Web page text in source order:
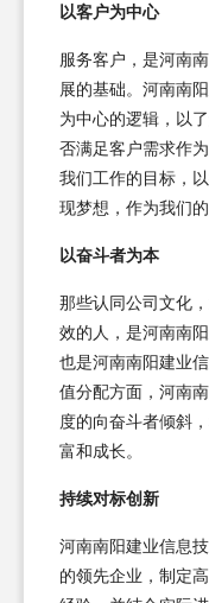
以客户为中心
服务客户，是河南
展的基础。河南南
为中心的逻辑，以
否满足客户需求作
我们工作的目标，
现梦想，作为我们的
以奋斗者为本
那些认同公司文化
效的人，是河南南
也是河南南阳建业
值分配方面，河南
度的向奋斗者倾斜
富和成长。
持续对标创新
河南南阳建业信息
的领先企业，制定